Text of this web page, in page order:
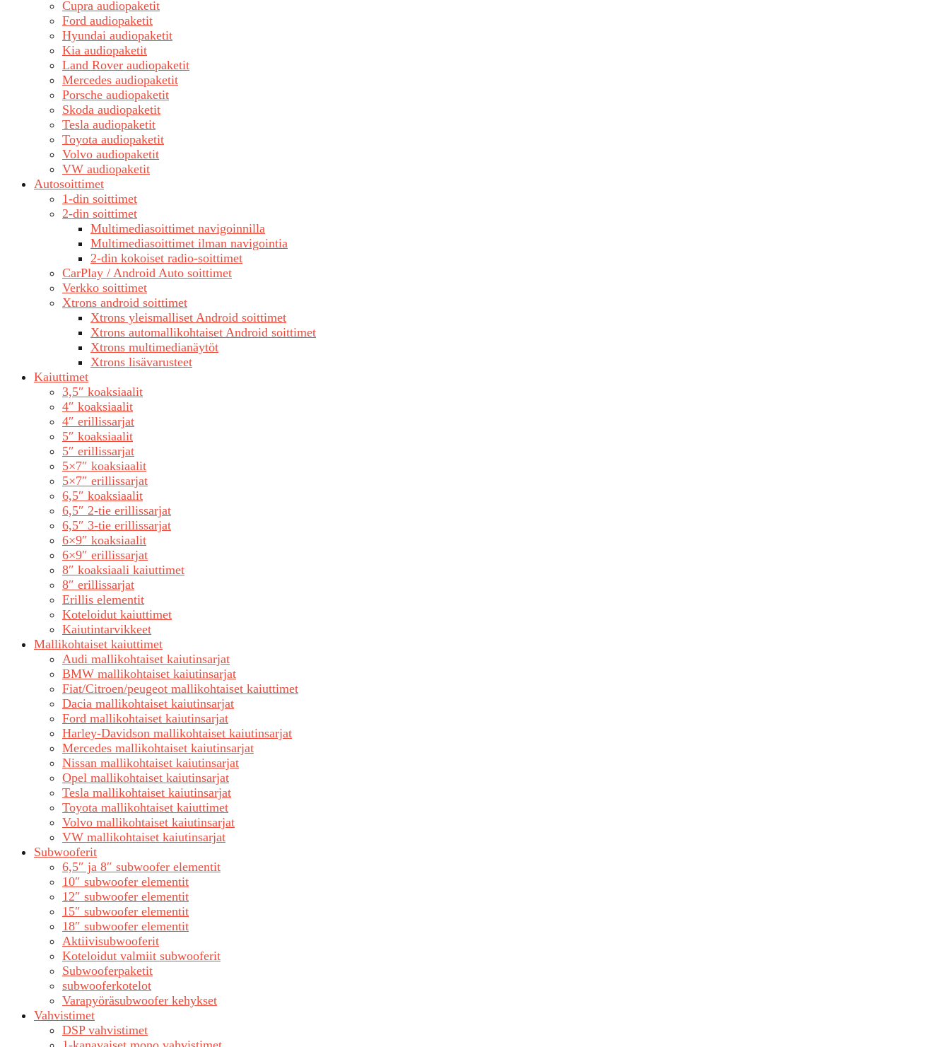
Cupra audiopaketit
Ford audiopaketit
Hyundai audiopaketit
Kia audiopaketit
Land Rover audiopaketit
Mercedes audiopaketit
Porsche audiopaketit
Skoda audiopaketit
Tesla audiopaketit
Toyota audiopaketit
Volvo audiopaketit
VW audiopaketit
Autosoittimet
1-din soittimet
2-din soittimet
Multimediasoittimet navigoinnilla
Multimediasoittimet ilman navigointia
2-din kokoiset radio-soittimet
CarPlay / Android Auto soittimet
Verkko soittimet
Xtrons android soittimet
Xtrons yleismalliset Android soittimet
Xtrons automallikohtaiset Android soittimet
Xtrons multimedianäytöt
Xtrons lisävarusteet
Kaiuttimet
3,5″ koaksiaalit
4″ koaksiaalit
4″ erillissarjat
5″ koaksiaalit
5″ erillissarjat
5×7″ koaksiaalit
5×7″ erillissarjat
6,5″ koaksiaalit
6,5″ 2-tie erillissarjat
6,5″ 3-tie erillissarjat
6×9″ koaksiaalit
6×9″ erillissarjat
8″ koaksiaali kaiuttimet
8″ erillissarjat
Erillis elementit
Koteloidut kaiuttimet
Kaiutintarvikkeet
Mallikohtaiset kaiuttimet
Audi mallikohtaiset kaiutinsarjat
BMW mallikohtaiset kaiutinsarjat
Fiat/Citroen/peugeot mallikohtaiset kaiuttimet
Dacia mallikohtaiset kaiutinsarjat
Ford mallikohtaiset kaiutinsarjat
Harley-Davidson mallikohtaiset kaiutinsarjat
Mercedes mallikohtaiset kaiutinsarjat
Nissan mallikohtaiset kaiutinsarjat
Opel mallikohtaiset kaiutinsarjat
Tesla mallikohtaiset kaiutinsarjat
Toyota mallikohtaiset kaiuttimet
Volvo mallikohtaiset kaiutinsarjat
VW mallikohtaiset kaiutinsarjat
Subwooferit
6,5″ ja 8″ subwoofer elementit
10″ subwoofer elementit
12″ subwoofer elementit
15″ subwoofer elementit
18″ subwoofer elementit
Aktiivisubwooferit
Koteloidut valmiit subwooferit
Subwooferpaketit
subwooferkotelot
Varapyöräsubwoofer kehykset
Vahvistimet
DSP vahvistimet